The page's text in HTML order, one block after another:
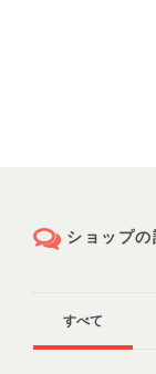
ショップの
すべて